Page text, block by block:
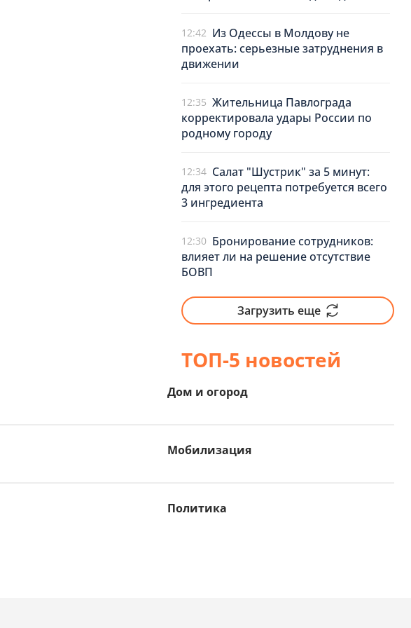
12:42 Из Одессы в Молдову не
проехать: серьезные затруднения в
движении
12:35 Жительница Павлограда
корректировала удары России по
родному городу
12:34 Салат "Шустрик" за 5 минут:
для этого рецепта потребуется всего
3 ингредиента
12:30 Бронирование сотрудников:
влияет ли на решение отсутствие
БОВП
Загрузить еще
ТОП-5 новостей
Дом и огород
Мобилизация
Политика